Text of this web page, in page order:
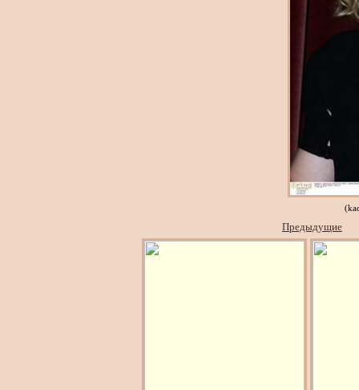
Предыдущие